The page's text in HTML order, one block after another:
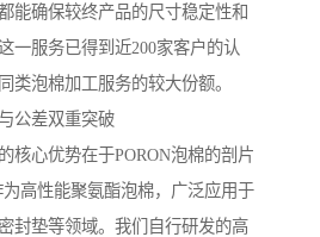
能确保较终产品的尺寸稳定性和
一服务已得到近200家客户的认
类泡棉加工服务的较大份额。
公差双重突破
核心优势在于PORON泡棉的剖片
为高性能聚氨酯泡棉，广泛应用于
封垫等领域。我们自行研发的高